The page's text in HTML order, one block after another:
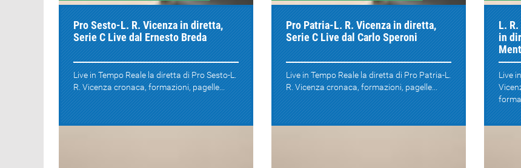
Pro Sesto-L. R. Vicenza in diretta,
Serie C Live dal Ernesto Breda
Live in Tempo Reale la diretta di Pro Sesto-L.
R. Vicenza cronaca, formazioni, pagelle...
Pro Patria-L. R. Vicenza in diretta,
Serie C Live dal Carlo Speroni
Live in Tempo Reale la diretta di Pro Patria-L.
R. Vicenza cronaca, formazioni, pagelle...
L.
in
Live